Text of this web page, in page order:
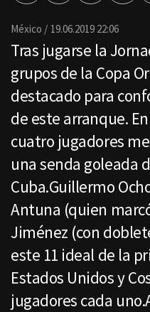
México 19.06.2019 22:06
Tras jugarse la
grupos de la Copa
destacado para
de este arranque.
cuatro jugadores
una senda goleada
Cuba.Guillermo
Antuna (quien
Jiménez (con
este 11 ideal de la
Estados Unidos y
jugadores cada